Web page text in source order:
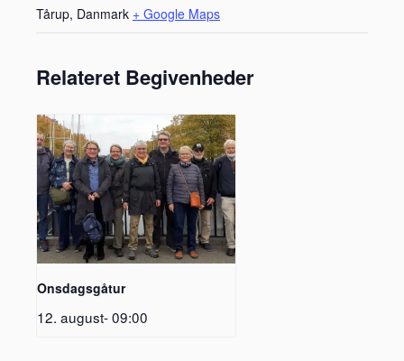
Tårup, Danmark + Google Maps
Relateret Begivenheder
Onsdagsgåtur
12. august- 09:00